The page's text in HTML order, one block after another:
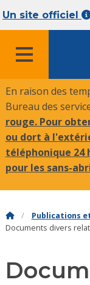
Un site officiel
En raison des
Bureau des
rouge. Pour
ou dort à
téléphonique 24
pour les sans-
Publications
Documents divers